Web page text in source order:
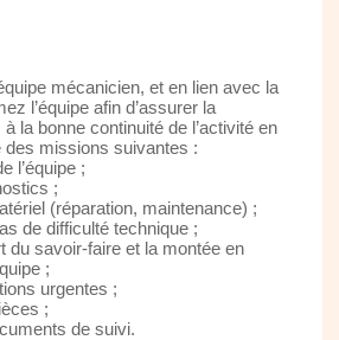
mécanicien, et en lien avec la
l’équipe afin d’assurer la
la bonne continuité de l’activité en
des missions suivantes :
l’équipe ;
;
(réparation, maintenance) ;
de difficulté technique ;
du savoir-faire et la montée en
;
urgentes ;
;
de suivi.